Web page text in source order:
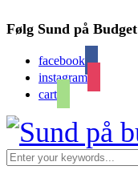
Følg Sund på Budget
facebook
instagram
cart